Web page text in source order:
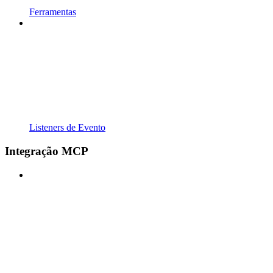
Ferramentas
Listeners de Evento
Integração MCP